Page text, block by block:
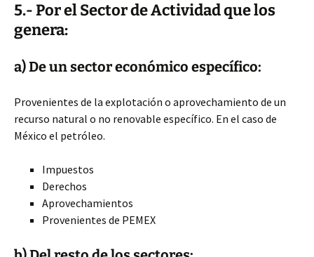
5.- Por el Sector de Actividad que los
genera:
a) De un sector económico específico:
Provenientes de la explotación o aprovechamiento de un
recurso natural o no renovable específico. En el caso de
México el petróleo.
Impuestos
Derechos
Aprovechamientos
Provenientes de PEMEX